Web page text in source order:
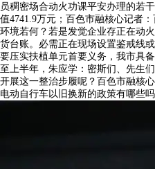
员稠密场合动火功课平安办理的若
值4741.9万元；百色市融核心记者
环境若何？若是发觉企业存正在动
货台账。必需正在现场设置鉴戒线
要压实扶植单元首要义务，我市具
至上半年，朱应学：密斯们、先生
开展这一整治步履呢？百色市融核
电动自行车以旧换新的政策有哪些吗